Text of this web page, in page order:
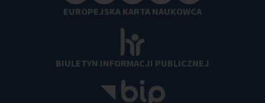
EUROPEJSKA KARTA NAUKOWCA
BIULETYN INFORMACJI PUBLICZNEJ